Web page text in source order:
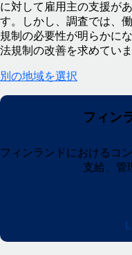
に対して雇用主の支援が
す。しかし、調査では、
規制の必要性が明らかに
法規制の改善を求めていま
別の地域を選択
フィン
フィンランドにおけるコ
支給、管